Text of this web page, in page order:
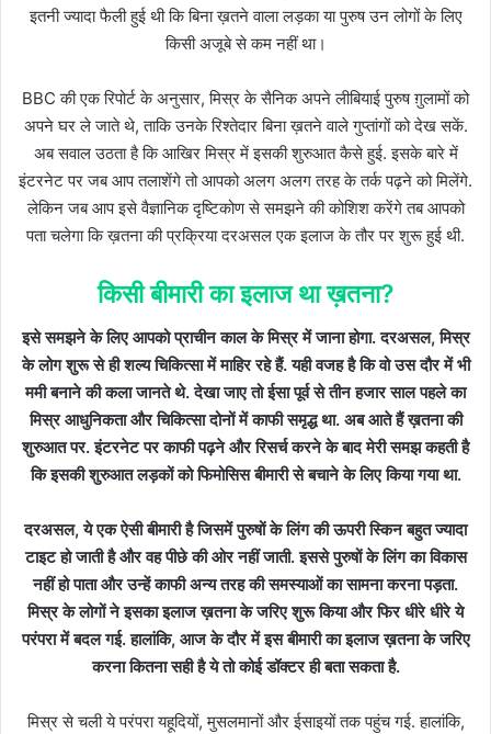
इतनी ज्यादा फैली हुई थी कि बिना ख़तने वाला लड़का या पुरुष उन लोगों के लिए
किसी अजूबे से कम नहीं था।
BBC की एक रिपोर्ट के अनुसार, मिस्र के सैनिक अपने लीबियाई पुरुष ग़ुलामों को
अपने घर ले जाते थे, ताकि उनके रिश्तेदार बिना ख़तने वाले गुप्तांगों को देख सकें.
अब सवाल उठता है कि आखिर मिस्र में इसकी शुरुआत कैसे हुई. इसके बारे में
इंटरनेट पर जब आप तलाशेंगे तो आपको अलग अलग तरह के तर्क पढ़ने को मिलेंगे.
लेकिन जब आप इसे वैज्ञानिक दृष्टिकोण से समझने की कोशिश करेंगे तब आपको
पता चलेगा कि ख़तना की प्रक्रिया दरअसल एक इलाज के तौर पर शुरू हुई थी.
किसी बीमारी का इलाज था ख़तना?
इसे समझने के लिए आपको प्राचीन काल के मिस्र में जाना होगा. दरअसल, मिस्र
के लोग शुरू से ही शल्य चिकित्सा में माहिर रहे हैं. यही वजह है कि वो उस दौर में भी
ममी बनाने की कला जानते थे. देखा जाए तो ईसा पूर्व से तीन हजार साल पहले का
मिस्र आधुनिकता और चिकित्सा दोनों में काफी समृद्ध था. अब आते हैं ख़तना की
शुरुआत पर. इंटरनेट पर काफी पढ़ने और रिसर्च करने के बाद मेरी समझ कहती है
कि इसकी शुरुआत लड़कों को फिमोसिस बीमारी से बचाने के लिए किया गया था.
दरअसल, ये एक ऐसी बीमारी है जिसमें पुरुषों के लिंग की ऊपरी स्किन बहुत ज्यादा
टाइट हो जाती है और वह पीछे की ओर नहीं जाती. इससे पुरुषों के लिंग का विकास
नहीं हो पाता और उन्हें काफी अन्य तरह की समस्याओं का सामना करना पड़ता.
मिस्र के लोगों ने इसका इलाज ख़तना के जरिए शुरू किया और फिर धीरे धीरे ये
परंपरा में बदल गई. हालांकि, आज के दौर में इस बीमारी का इलाज ख़तना के जरिए
करना कितना सही है ये तो कोई डॉक्टर ही बता सकता है.
मिस्र से चली ये परंपरा यहूदियों, मुसलमानों और ईसाइयों तक पहुंच गई. हालांकि,